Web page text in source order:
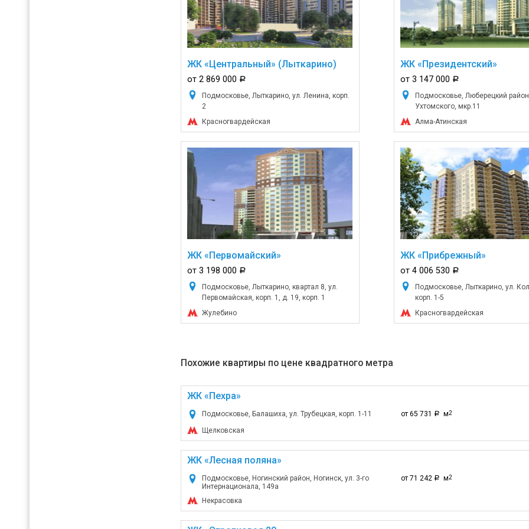
ЖК «Центральный» (Лыткарино)
от 2 869 000 a
Подмосковье, Лыткарино, ул. Ленина, корп.
2
Красногвардейская
ЖК «Президентский»
от 3 147 000 a
Подмосковье, Люберецкий
Ухтомского, мкр.11
Алма-Атинская
ЖК «Первомайский»
от 3 198 000 a
Подмосковье, Лыткарино, квартал 8, ул.
Первомайская, корп. 1, д. 19, корп. 1
Жулебино
ЖК «Прибрежный»
от 4 006 530 a
Подмосковье, Лыткарино, ул.
корп. 1-5
Красногвардейская
Похожие квартиры по цене квадратного метра
ЖК «Пехра»
от 65 731 a м2
Подмосковье, Балашиха, ул. Трубецкая, корп. 1-11
Щелковская
ЖК «Лесная поляна»
от 71 242 a м2
Подмосковье, Ногинский район, Ногинск, ул. 3-го
Интернационала, 149а
Некрасовка